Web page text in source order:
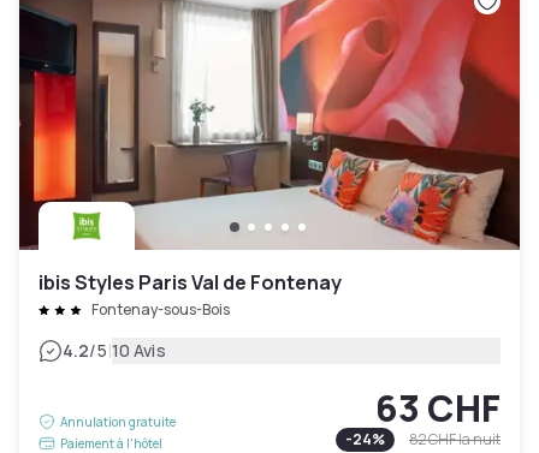
ibis Styles Paris Val de Fontenay
Fontenay-sous-Bois
4.2/5|10 Avis
Annulation gratuite
Paiement à l'hôtel
63 CHF
-24% 82 CHFla nuit